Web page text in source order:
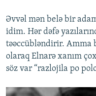
Əvvəl mən belə bir
idim. Hər dəfə
təəccübləndirir. Amma
olaraq Elnarə xanım
söz var “razlojila po